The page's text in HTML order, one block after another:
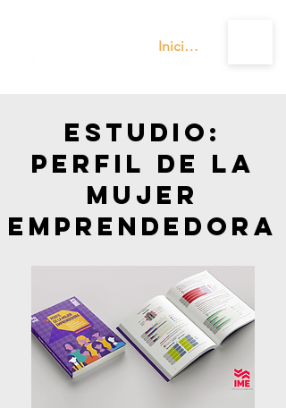
Iniciar sesión
ESTUDIO:
pERFIL DE LA
MUJER
EMPRENDEDORA